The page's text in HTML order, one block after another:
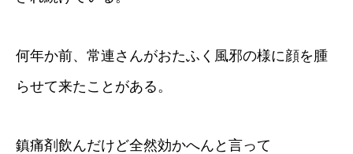
何年か前、常連さんがおたふく風邪の様に顔を腫
らせて来たことがある。
鎮痛剤飲んだけど全然効かへんと言って